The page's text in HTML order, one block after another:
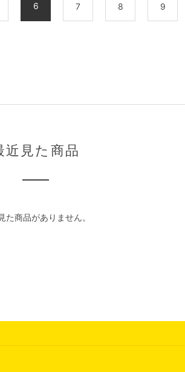
6 7 8 9
近見た商品
た商品がありません。